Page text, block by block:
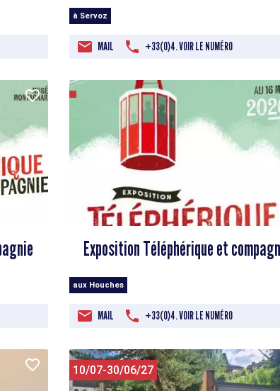
à Servoz
MAIL +33(0)4. VOIR LE NUMÉRO
Exposition Téléphérique et
aux Houches
MAIL +33(0)4. VOIR LE NUMÉRO
10/07-30/06/27